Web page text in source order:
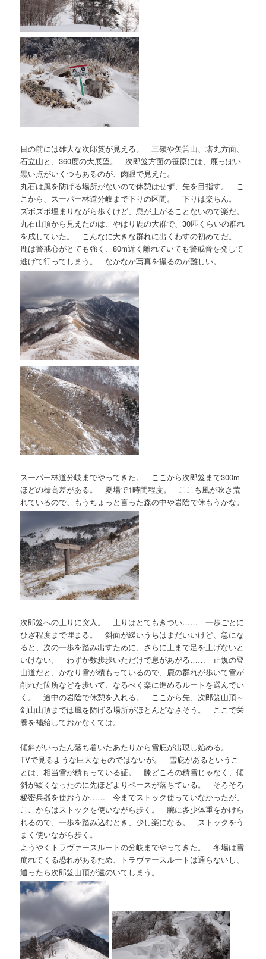
目の前には雄大な次郎笈が見える。 三嶺や矢筈山、塔丸方面、
石立山と、360度の大展望。 次郎笈方面の笹原には、鹿っぽい
黒い点がいくつもあるのが、肉眼で見えた。
丸石は風を防げる場所がないので休憩はせず、先を目指す。 こ
こから、スーパー林道分岐まで下りの区間。 下りは楽ちん。
ズボズボ埋まりながら歩くけど、息が上がることないので楽だ。
丸石山頂から見えたのは、やはり鹿の大群で、30匹くらいの群れ
を成していた。 こんなに大きな群れに出くわすの初めてだ。
鹿は警戒心がとても強く、80m近く離れていても警戒音を発して
逃げて行ってしまう。 なかなか写真を撮るのが難しい。
スーパー林道分岐までやってきた。 ここから次郎笈まで300m
ほどの標高差がある。 夏場で1時間程度。 ここも風が吹き荒
れているので、もうちょっと言った森の中や岩陰で休もうかな。
次郎笈への上りに突入。 上りはとてもきつい…… 一歩ごとに
ひざ程度まで埋まる。 斜面が緩いうちはまだいいけど、急にな
ると、次の一歩を踏み出すために、さらに上まで足を上げないと
いけない。 わずか数歩歩いただけで息があがる…… 正規の登
山道だと、かなり雪が積もっているので、鹿の群れが歩いて雪が
削れた箇所などを歩いて、なるべく楽に進めるルートを選んでい
く。 途中の岩陰で休憩を入れる。 ここから先、次郎笈山頂～
剣山山頂までは風を防げる場所がほとんどなさそう。 ここで栄
養を補給しておかなくては。
傾斜がいったん落ち着いたあたりから雪庇が出現し始める。
TVで見るような巨大なものではないが。 雪庇があるというこ
とは、相当雪が積もっている証。 膝どころの積雪じゃなく、傾
斜が緩くなったのに先ほどよりペースが落ちている。 そろそろ
秘密兵器を使おうか…… 今までストック使っていなかったが、
ここからはストックを使いながら歩く。 腕に多少体重をかけら
れるので、一歩を踏み込むとき、少し楽になる。 ストックをう
まく使いながら歩く。
ようやくトラヴァースルートの分岐までやってきた。 冬場は雪
崩れてくる恐れがあるため、トラヴァースルートは通らないし、
通ったら次郎笈山頂が遠のいてしまう。